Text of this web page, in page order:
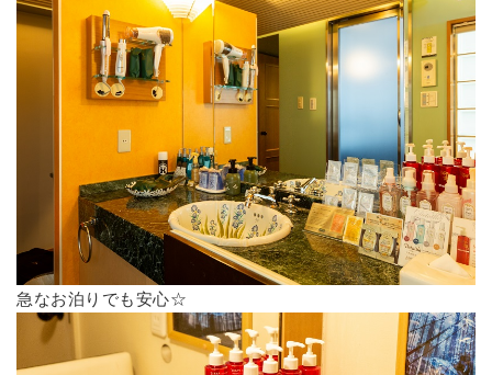
急なお泊りでも安心☆